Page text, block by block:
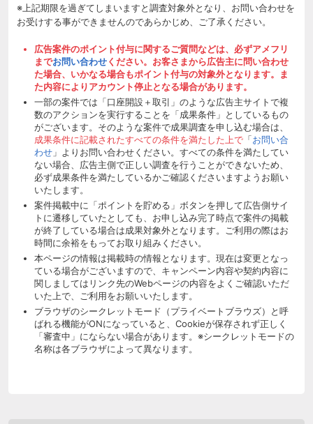
※上記期限を過ぎてしまいますと調査対象外となり、お問い合わせを
お受けする事ができませんのであらかじめ、ご了承ください。
広告案件のポイント付与に関するご質問などは、必ずアメフリ
までお問い合わせください。お客さまから広告主に問い合わせ
た場合、いかなる場合もポイント付与の対象外となります。ま
た内容によりアカウント停止となる場合があります。
一部の案件では「口座開設＋取引」のような広告主サイトで複
数のアクションを実行することを「成果条件」としているもの
がございます。そのような案件で成果調査を申し込む場合は、
成果条件に記載されたすべての条件を満たした上で「お問い合
わせ」よりお問い合わせください。すべての条件を満たしてい
ない場合、広告主側で正しい調査を行うことができないため、
必ず成果条件を満たしているかご確認くださいますようお願い
いたします。
案件掲載中に「ポイントを貯める」ボタンを押して広告側サイ
トに遷移していたとしても、お申し込み完了時点で案件の掲載
が終了している場合は成果対象外となります。ご利用の際はお
時間に余裕をもってお取り組みください。
本ページの情報は掲載時の情報となります。現在は変更となっ
ている場合がございますので、キャンペーン内容や契約内容に
関しましてはリンク先のWebページの内容をよくご確認いただ
いた上で、ご利用をお願いいたします。
ブラウザのシークレットモード（プライベートブラウズ）と呼
ばれる機能がONになっていると、Cookieが保存されず正しく
「審査中」にならない場合があります。※シークレットモードの
名称は各ブラウザによって異なります。